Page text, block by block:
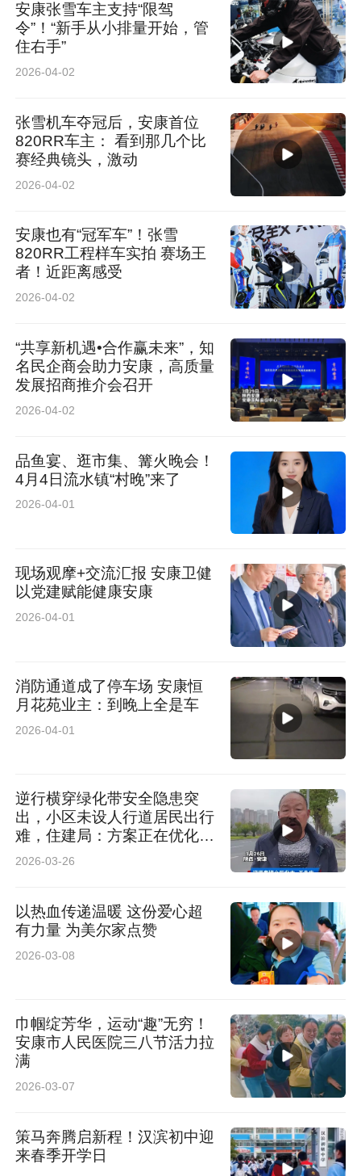
安康张雪车主支持“限驾
令”！“新手从小排量开始，管
住右手”
2026-04-02
张雪机车夺冠后，安康首位
820RR车主： 看到那几个比
赛经典镜头，激动
2026-04-02
安康也有“冠军车”！张雪
820RR工程样车实拍 赛场王
者！近距离感受
2026-04-02
“共享新机遇•合作赢未来”，知
名民企商会助力安康，高质量
发展招商推介会召开
2026-04-02
品鱼宴、逛市集、篝火晚会！
4月4日流水镇“村晚”来了
2026-04-01
现场观摩+交流汇报 安康卫健
以党建赋能健康安康
2026-04-01
消防通道成了停车场 安康恒
月花苑业主：到晚上全是车
2026-04-01
逆行横穿绿化带安全隐患突
出，小区未设人行道居民出行
难，住建局：方案正在优化，
需论证
2026-03-26
以热血传递温暖 这份爱心超
有力量 为美尔家点赞
2026-03-08
巾帼绽芳华，运动“趣”无穷！
安康市人民医院三八节活力拉
满
2026-03-07
策马奔腾启新程！汉滨初中迎
来春季开学日